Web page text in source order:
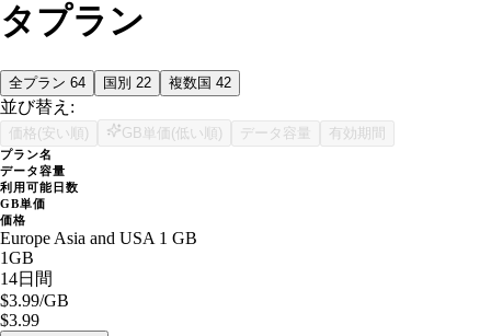
タプラン
全プラン 64 国別 22 複数国 42
並び替え:
価格(安い順) GB単価(低い順) データ容量 有効期間
プラン名
データ容量
利用可能日数
GB単価
価格
Europe Asia and USA 1 GB
1GB
14日間
$3.99/GB
$3.99